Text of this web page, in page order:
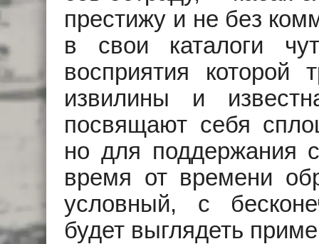
престижу и не без
в свои каталоги
восприятия которой
извилины и
посвящают себя
но для поддержания
время от времени
условный, с
будет выглядеть